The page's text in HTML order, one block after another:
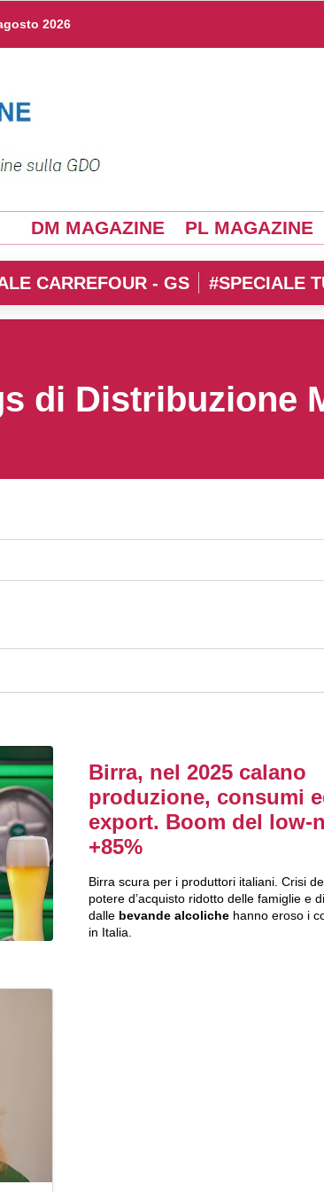
2026
DM MAGAZINE PL MAGAZINE
CARREFOUR - GS #SPECIALE
di Distribuzione
Birra, nel 2025 calano
produzione, consumi
export. Boom del low-
+85%
Birra scura per i produttori italiani. Crisi
potere d’acquisto ridotto delle famiglie e
dalle bevande alcolichehanno eroso i
in Italia.